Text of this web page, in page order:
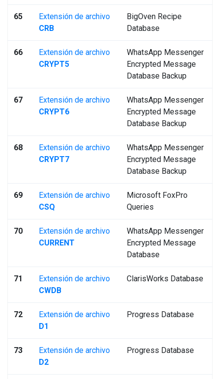
65
Extensión de archivo
CRB
BigOven Recipe
Database
66
Extensión de archivo
CRYPT5
WhatsApp Messenger
Encrypted Message
Database Backup
67
Extensión de archivo
CRYPT6
WhatsApp Messenger
Encrypted Message
Database Backup
68
Extensión de archivo
CRYPT7
WhatsApp Messenger
Encrypted Message
Database Backup
69
Extensión de archivo
CSQ
Microsoft FoxPro
Queries
70
Extensión de archivo
CURRENT
WhatsApp Messenger
Encrypted Message
Database
71
Extensión de archivo
CWDB
ClarisWorks Database
72
Extensión de archivo
D1
Progress Database
73
Extensión de archivo
D2
Progress Database